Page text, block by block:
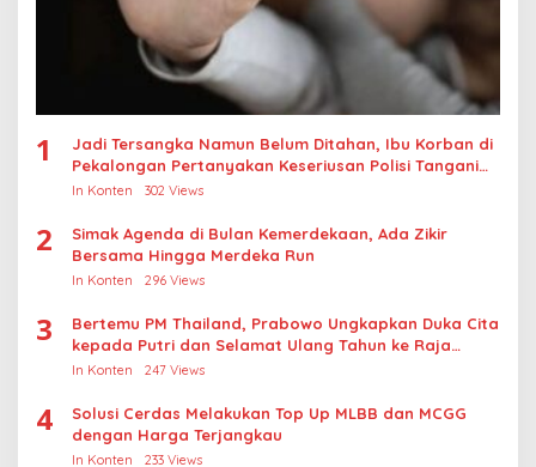
1
Jadi Tersangka Namun Belum Ditahan, Ibu Korban di
Pekalongan Pertanyakan Keseriusan Polisi Tangani
Kasus Rudapksa Sampai Anaknya Hamil
In Konten 302 Views
2
Simak Agenda di Bulan Kemerdekaan, Ada Zikir
Bersama Hingga Merdeka Run
In Konten 296 Views
3
Bertemu PM Thailand, Prabowo Ungkapkan Duka Cita
kepada Putri dan Selamat Ulang Tahun ke Raja
Thailand
In Konten 247 Views
4
Solusi Cerdas Melakukan Top Up MLBB dan MCGG
dengan Harga Terjangkau
In Konten 233 Views